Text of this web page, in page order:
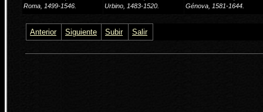
Roma, 1499-1546.
Urbino, 1483-1520.
Génova, 1581-1644.
Anterior Siguiente Subir Salir